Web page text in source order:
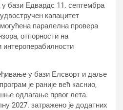
у бази Едвардс 11. септембра
капацитет
паралелна провера
отпорности на
интероперабилности
у бази Елсворт и даље
је раније већ каснио,
одлагање првог лета.
2027. затражено је додатних